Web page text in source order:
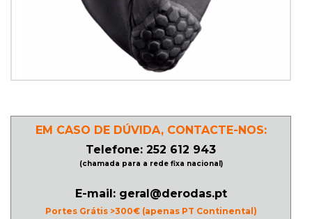
PROMOÇÕES
LINHA
ROLLER
EM CASO DE DÚVIDA, CONTACTE-NOS:
Telefone: 252 612 943
(chamada para a rede fixa nacional)
E-mail: geral@derodas.pt
Portes Grátis >300€ (apenas PT Continental)